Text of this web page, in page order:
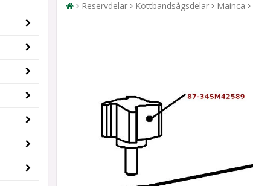
Reservdelar Köttbandsågsdelar Mainca